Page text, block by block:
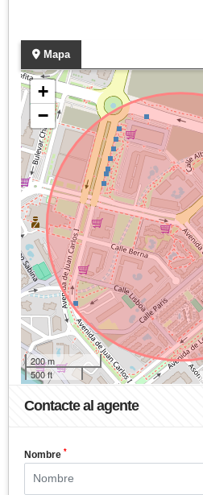
Mapa
+
−
200 m
500 ft
Contacte al agente
Nombre *